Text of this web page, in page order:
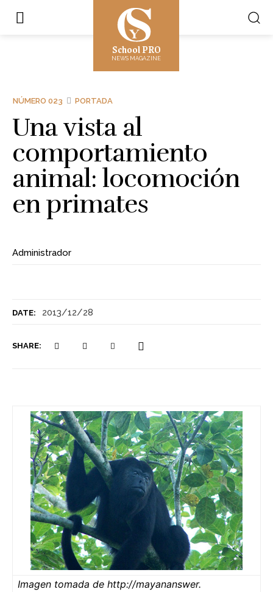
School PRO
NEWS MAGAZINE
DATE: 2013/12/28
SHARE:
NÚMERO 023 PORTADA
Una vista al
comportamiento
animal: locomoción
en primates
Administrador
Imagen tomada de http://mayananswer.